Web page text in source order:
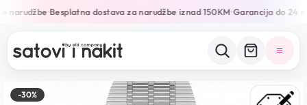
narudžbe•Besplatna dostava za narudžbe iznad 150KM•Garancija do 24
-30%